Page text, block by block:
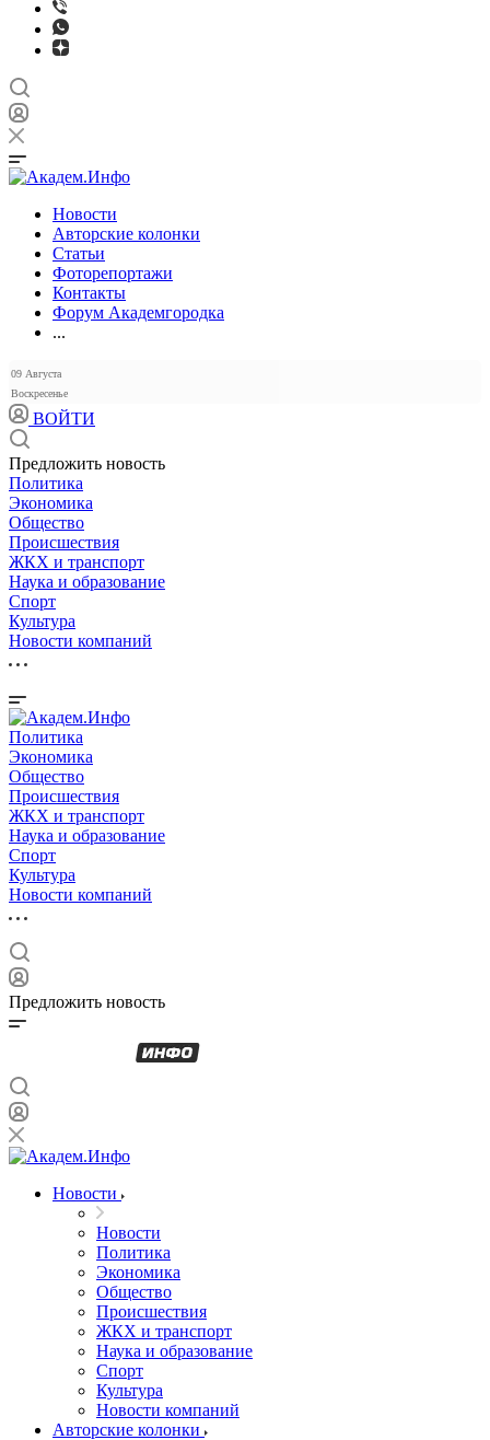
Новости
Авторские колонки
Статьи
Фоторепортажи
Контакты
Форум Академгородка
...
09 Августа
Воскресенье
ВОЙТИ
Предложить новость
Политика
Экономика
Общество
Происшествия
ЖКХ и транспорт
Наука и образование
Спорт
Культура
Новости компаний
Политика
Экономика
Общество
Происшествия
ЖКХ и транспорт
Наука и образование
Спорт
Культура
Новости компаний
Предложить новость
Новости
Новости
Политика
Экономика
Общество
Происшествия
ЖКХ и транспорт
Наука и образование
Спорт
Культура
Новости компаний
Авторские колонки